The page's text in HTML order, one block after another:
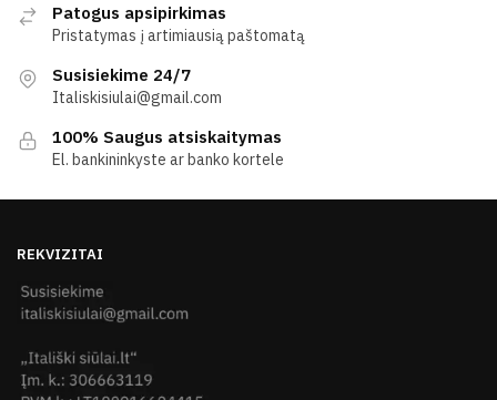
Patogus apsipirkimas
Pristatymas į artimiausią paštomatą
Susisiekime 24/7
Italiskisiulai@gmail.com
100% Saugus atsiskaitymas
El. bankininkyste ar banko kortele
REKVIZITAI